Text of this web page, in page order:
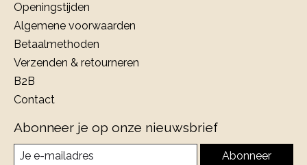
Openingstijden
Algemene voorwaarden
Betaalmethoden
Verzenden & retourneren
B2B
Contact
Abonneer je op onze nieuwsbrief
Abonneer